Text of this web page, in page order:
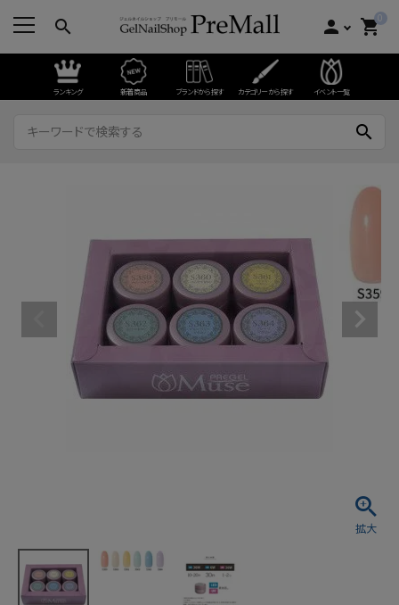
search person 0
shopping_cart
ランキング 新着商品 ブランドから探す カテゴリーから探す イベント一覧
search